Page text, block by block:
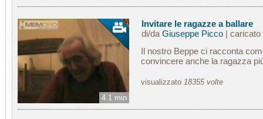
4.1 min
Invitare le ragazze a ballare
di/da Giuseppe Picco| caricato
Il nostro Beppe ci racconta
convincere anche la ragazza
visualizzato 18355 volte